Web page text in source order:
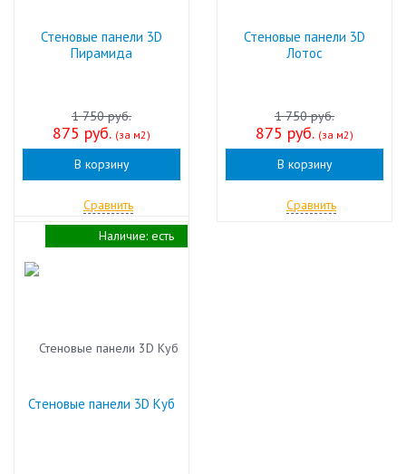
Стеновые панели 3D
Пирамида
1 750 руб.
875 руб. (за м2)
В корзину
Сравнить
Стеновые панели 3D
Лотос
1 750 руб.
875 руб. (за м2)
В корзину
Сравнить
Стеновые панели 3D Куб
Наличие: есть